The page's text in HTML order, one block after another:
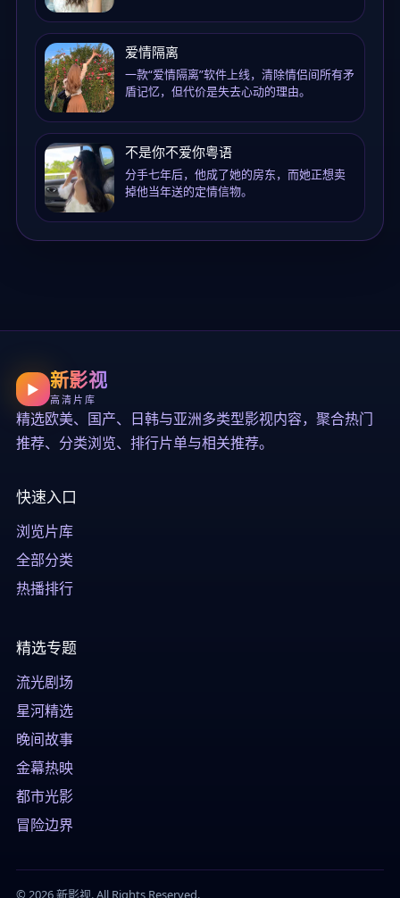
爱情隔离
一款“爱情隔离”软件上线，清除情侣间所有矛
盾记忆，但代价是失去心动的理由。
不是你不爱你粤语
分手七年后，他成了她的房东，而她正想卖
掉他当年送的定情信物。
▶ 新影视
高清片库
精选欧美、国产、日韩与亚洲多类型影视内容，聚合热门
推荐、分类浏览、排行片单与相关推荐。
快速入口
浏览片库
全部分类
热播排行
精选专题
流光剧场
星河精选
晚间故事
金幕热映
都市光影
冒险边界
© 2026 新影视. All Rights Reserved.